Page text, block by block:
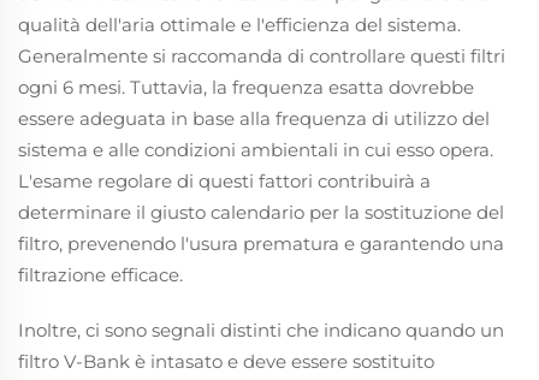
qualità dell'aria ottimale e l'efficienza del sistema.
Generalmente si raccomanda di controllare questi filtri
ogni 6 mesi. Tuttavia, la frequenza esatta dovrebbe
essere adeguata in base alla frequenza di utilizzo del
sistema e alle condizioni ambientali in cui esso opera.
L'esame regolare di questi fattori contribuirà a
determinare il giusto calendario per la sostituzione del
filtro, prevenendo l'usura prematura e garantendo una
filtrazione efficace.
Inoltre, ci sono segnali distinti che indicano quando un
filtro V-Bank è intasato e deve essere sostituito